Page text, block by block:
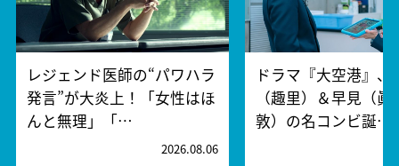
レジェンド医師の“パワハラ
発言”が大炎上！「女性はほ
んと無理」「…
2026.08.06
ドラマ『大空港』、
（趣里）＆早見（眞
敦）の名コンビ誕…